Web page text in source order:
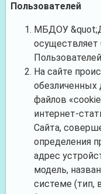
Пользователей
МБДОУ
На сайте
обезличенных
файлов
интернет-
Сайта,
определения
адрес
модель,
системе (тип,